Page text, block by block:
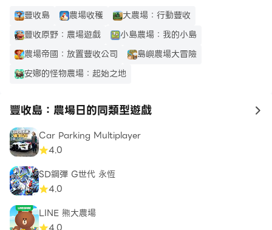
豐收島 農場收穫
大農場：行動豐收
豐收原野：農場遊戲
小島農場：我的小島
農場帝國：放置豐收公司
島嶼農場大冒險
安娜的怪物農場：起始之地
豐收島：農場日的同類型遊戲 to
Car Parking Multiplayer
4.0
SD鋼彈 G世代 永恆
4.0
LINE 熊大農場